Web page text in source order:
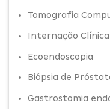
Tomografia
Internação Clínica
Ecoendoscopia
Biópsia de
Gastrostomia